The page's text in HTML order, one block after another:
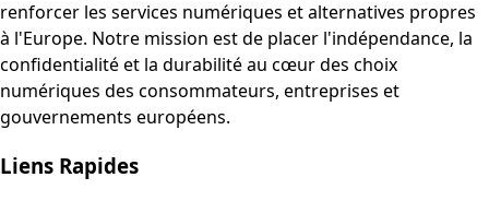
renforcer les services numériques et alternatives propres
à l'Europe. Notre mission est de placer l'indépendance, la
confidentialité et la durabilité au cœur des choix
numériques des consommateurs, entreprises et
gouvernements européens.
Liens Rapides